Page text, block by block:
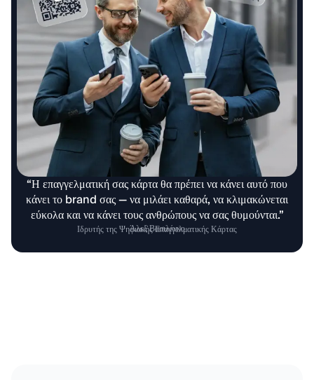
“Η επαγγελματική σας κάρτα θα πρέπει να κάνει αυτό που
κάνει το brand σας — να μιλάει καθαρά, να κλιμακώνεται
εύκολα και να κάνει τους ανθρώπους να σας θυμούνται.”
Άλεξ Βασιλένκο
Ιδρυτής της Ψηφιακής Επαγγελματικής Κάρτας